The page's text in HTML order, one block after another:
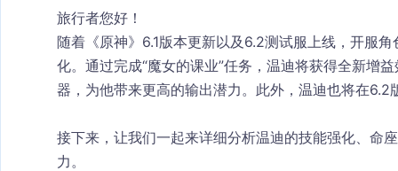
旅行者您好！
随着《原神》6.1版本更新以及6.2测试服上线，开服角
化。通过完成“魔女的课业”任务，温迪将获得全新增
器，为他带来更高的输出潜力。此外，温迪也将在6.2
接下来，让我们一起来详细分析温迪的技能强化、命
力。